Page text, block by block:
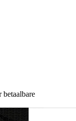
betaalbare